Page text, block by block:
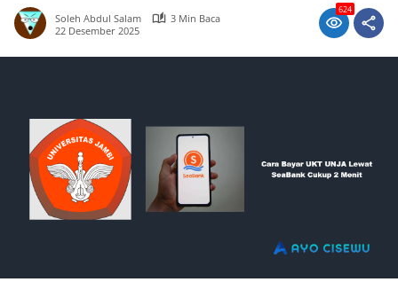
Soleh Abdul Salam
3 Min Baca
22 Desember 2025
624